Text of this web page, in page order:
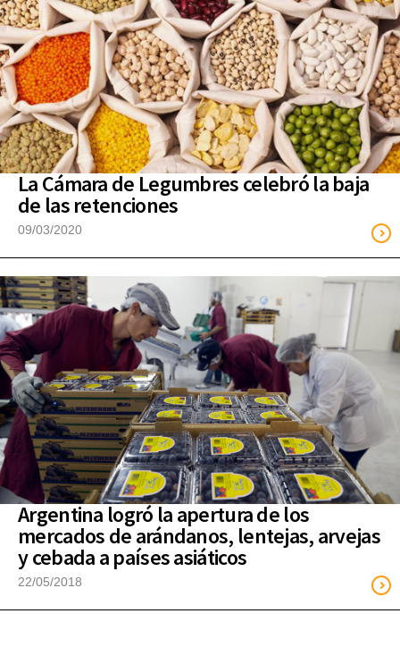
La Cámara de Legumbres celebró la baja
de las retenciones
09/03/2020
Argentina logró la apertura de los
mercados de arándanos, lentejas, arvejas
y cebada a países asiáticos
22/05/2018